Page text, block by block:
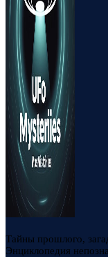
Тайны прошлого,
Энциклопедия